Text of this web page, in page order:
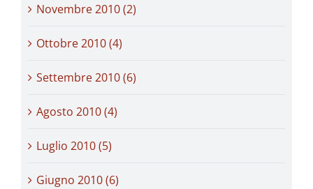
Novembre 2010 (2)
Ottobre 2010 (4)
Settembre 2010 (6)
Agosto 2010 (4)
Luglio 2010 (5)
Giugno 2010 (6)